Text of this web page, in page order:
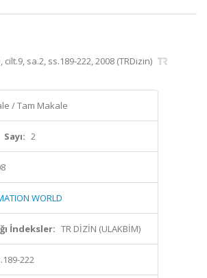
cilt.9, sa.2, ss.189-222, 2008 (TRDizin)
/ Tam Makale
Sayı: 2
WORLD
İndeksler: TR DİZİN (ULAKBİM)
222